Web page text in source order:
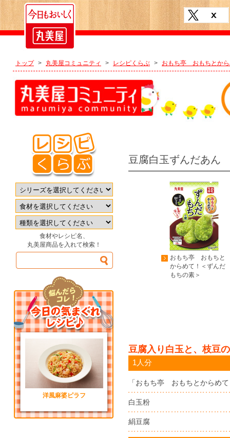
トップ > 丸美屋コミュニティ > レシピくらぶ > おもち亭 おもちとから
食材やレシピ名、
丸美屋商品を入れて検索！
洋風麻婆ピラフ
豆腐白玉ずんだあん
おもち亭 おもちと
からめて！＜ずんだ
もちの素＞
豆腐入り白玉と、枝豆
1人分
「おもち亭 おもちとからめ
白玉粉
絹豆腐